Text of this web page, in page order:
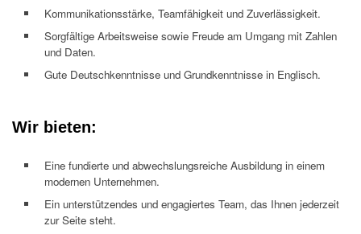
Kommunikationsstärke, Teamfähigkeit und Zuverlässigkeit.
Sorgfältige Arbeitsweise sowie Freude am Umgang mit Zahlen
und Daten.
Gute Deutschkenntnisse und Grundkenntnisse in Englisch.
Wir bieten:
Eine fundierte und abwechslungsreiche Ausbildung in einem
modernen Unternehmen.
Ein unterstützendes und engagiertes Team, das Ihnen jederzeit
zur Seite steht.